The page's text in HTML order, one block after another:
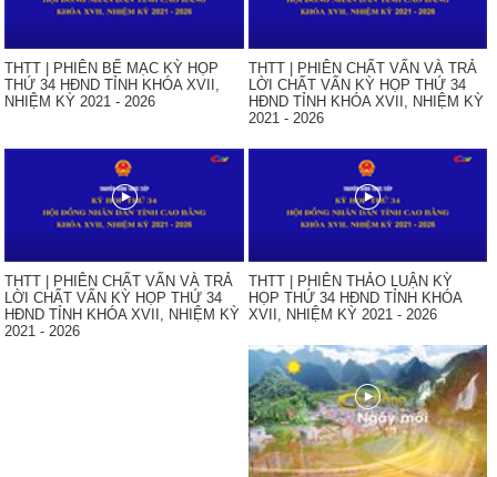
THTT | PHIÊN BẾ MẠC KỲ HỌP
THỨ 34 HĐND TỈNH KHÓA XVII,
NHIỆM KỲ 2021 - 2026
THTT | PHIÊN CHẤT VẤN VÀ TRẢ
LỜI CHẤT VẤN KỲ HỌP THỨ 34
HĐND TỈNH KHÓA XVII, NHIỆM KỲ
2021 - 2026
THTT | PHIÊN CHẤT VẤN VÀ TRẢ
LỜI CHẤT VẤN KỲ HỌP THỨ 34
HĐND TỈNH KHÓA XVII, NHIỆM KỲ
2021 - 2026
THTT | PHIÊN THẢO LUẬN KỲ
HỌP THỨ 34 HĐND TỈNH KHÓA
XVII, NHIỆM KỲ 2021 - 2026